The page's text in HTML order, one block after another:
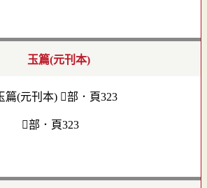
玉篇(元刊本)
部．頁323